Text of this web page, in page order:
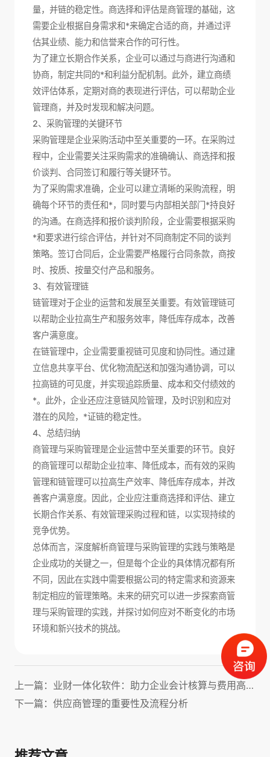
量，并链的稳定性。商选择和评估是商管理的基础，这
需要企业根据自身需求和*来确定合适的商，并通过评
估其业绩、能力和信誉来合作的可行性。
为了建立长期合作关系，企业可以通过与商进行沟通和
协商，制定共同的*和利益分配机制。此外，建立商绩
效评估体系，定期对商的表现进行评估，可以帮助企业
管理商，并及时发现和解决问题。
2、采购管理的关键环节
采购管理是企业采购活动中至关重要的一环。在采购过
程中，企业需要关注采购需求的准确确认、商选择和报
价谈判、合同签订和履行等关键环节。
为了采购需求准确，企业可以建立清晰的采购流程，明
确每个环节的责任和*，同时要与内部相关部门*持良好
的沟通。在商选择和报价谈判阶段，企业需要根据采购
*和要求进行综合评估，并针对不同商制定不同的谈判
策略。签订合同后，企业需要严格履行合同条款，商按
时、按质、按量交付产品和服务。
3、有效管理链
链管理对于企业的运营和发展至关重要。有效管理链可
以帮助企业拉高生产和服务效率，降低库存成本，改善
客户满意度。
在链管理中，企业需要重视链可见度和协同性。通过建
立信息共享平台、优化物流配送和加强沟通协调，可以
拉高链的可见度，并实现追踪质量、成本和交付绩效的
*。此外，企业还应注意链风险管理，及时识别和应对
潜在的风险，*证链的稳定性。
4、总结归纳
商管理与采购管理是企业运营中至关重要的环节。良好
的商管理可以帮助企业拉率、降低成本，而有效的采购
管理和链管理可以拉高生产效率、降低库存成本，并改
善客户满意度。因此，企业应注重商选择和评估、建立
长期合作关系、有效管理采购过程和链，以实现持续的
竞争优势。
总体而言，深度解析商管理与采购管理的实践与策略是
企业成功的关键之一，但是每个企业的具体情况都有所
不同，因此在实践中需要根据公司的特定需求和资源来
制定相应的管理策略。未来的研究可以进一步探索商管
理与采购管理的实践，并探讨如何应对不断变化的市场
环境和新兴技术的挑战。
上一篇：业财一体化软件：助力企业会计核算与费用高效管理！
下一篇：供应商管理的重要性及流程分析